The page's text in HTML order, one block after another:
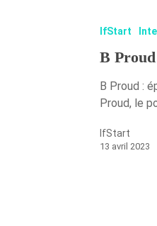
IfStart
B
B Proud :
Proud, le
IfStart
13 avril 2023